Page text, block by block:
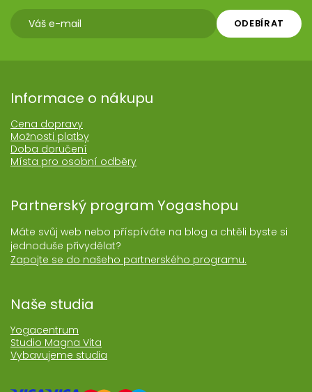
ODEBÍRAT
Informace o nákupu
Cena dopravy
Možnosti platby
Doba doručení
Místa pro osobní odběry
Partnerský program Yogashopu
Máte svůj web nebo příspíváte na blog a chtěli byste si
jednoduše přivydělat?
Zapojte se do našeho partnerského programu.
Naše studia
Yogacentrum
Studio Magna Vita
Vybavujeme studia